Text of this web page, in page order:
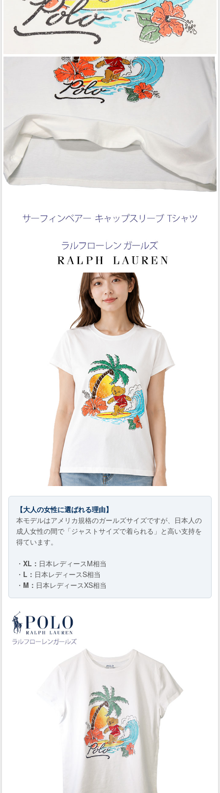
【大人の女性に選ばれる理由】
本モデルはアメリカ規格のガールズサイズですが、日本人の
成人女性の間で「ジャストサイズで着られる」と高い支持を
得ています。
・ XL： 日本レディースM相当
・ L： 日本レディースS相当
・ M： 日本レディースXS相当